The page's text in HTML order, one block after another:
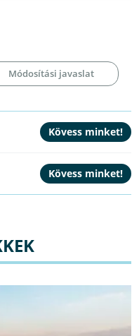
Módosítási javaslat